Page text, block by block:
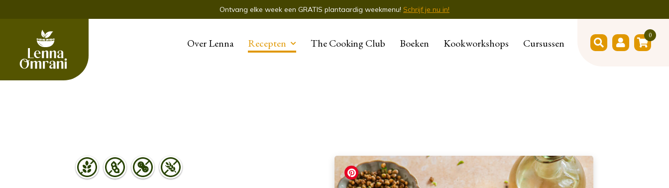
Ontvang elke week een GRATIS plantaardig weekmenu! Schrijf je nu in!
Over Lenna Recepten The Cooking Club Boeken Kookworkshops Cursussen
0